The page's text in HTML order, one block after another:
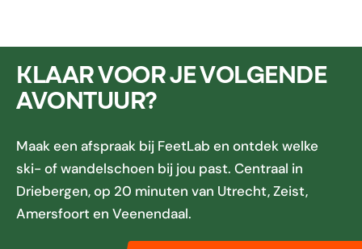
KLAAR VOOR JE VOLGENDE
AVONTUUR?
Maak een afspraak bij FeetLab en ontdek welke
ski- of wandelschoen bij jou past. Centraal in
Driebergen, op 20 minuten van Utrecht, Zeist,
Amersfoort en Veenendaal.